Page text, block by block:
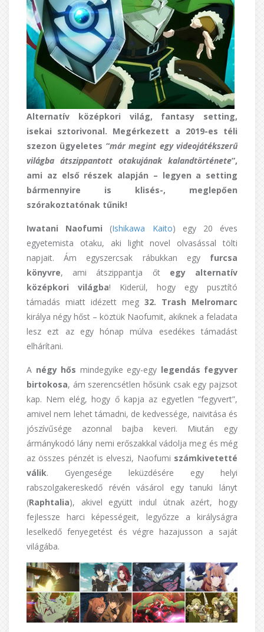
Alternatív középkori világ, fantasy setting,
isekai sztorivonal. Megérkezett a 2019-es téli
szezon ügyeletes “már megint egy videojátékszerű
világba átszippantott otakujának kalandtörténete”,
ami az első részek alapján – legyen a setting
bármennyire is klisés-, meglepően
szórakoztatónak tűnik!
Iwatani Naofumi (Ishikawa Kaito) egy 20 éves
egyetemista otaku, aki light novel olvasással tölti
napjait. Ám egyszercsak rábukkan egy furcsa
könyvre, ami átszippantja őt egy alternatív
középkori világba! Kiderül, hogy egy pusztító
támadás miatt idézett meg 32. Trash Melromarc
királya négy hőst – köztük Naofumit, akiknek a feladata
lesz ezt az egy hónap múlva esedékes támadást
elhárítani.
A négy hős mindegyike egy-egy legendás fegyver
birtokosa, ám szerencsétlen hősünk csak egy pajzsot
kap. Nem elég, hogy ő kapja az egyetlen “fegyvert”,
amivel nem lehet támadni, de kedvessége, naivitása és
jószívűsége azonnal bajba keveri. Miután egy
ármánykodó lány nemi erőszakkal vádolja meg és még
az összes pénzét is elveszi, Naofumi számkivetetté
válik. Gyengesége leküzdésére egy helyi
rabszolgakereskedő révén vásárol egy tanuki lányt
(Raphtalia), akivel együtt indul útnak azért, hogy
fejlessze harci képességeit, legyőzze a királyságra
leselkedő fenyegetést és végre hazajusson a saját
világába.